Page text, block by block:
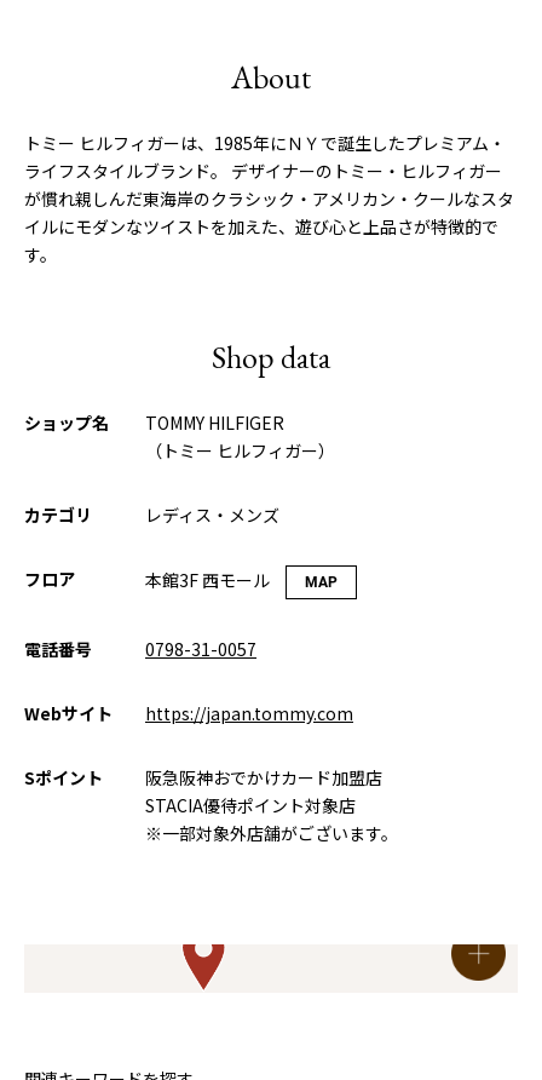
About
トミー ヒルフィガーは、1985年にＮＹで誕生したプレミアム・
ライフスタイルブランド。 デザイナーのトミー・ヒルフィガー
が慣れ親しんだ東海岸のクラシック・アメリカン・クールなスタ
イルにモダンなツイストを加えた、遊び心と上品さが特徴的で
す。
Shop data
ショップ名
TOMMY HILFIGER
（トミー ヒルフィガー）
カテゴリ レディス・メンズ
フロア 本館3F 西モール MAP
電話番号 0798-31-0057
Webサイト https://japan.tommy.com
Sポイント
阪急阪神おでかけカード加盟店
STACIA優待ポイント対象店
※一部対象外店舗がございます。